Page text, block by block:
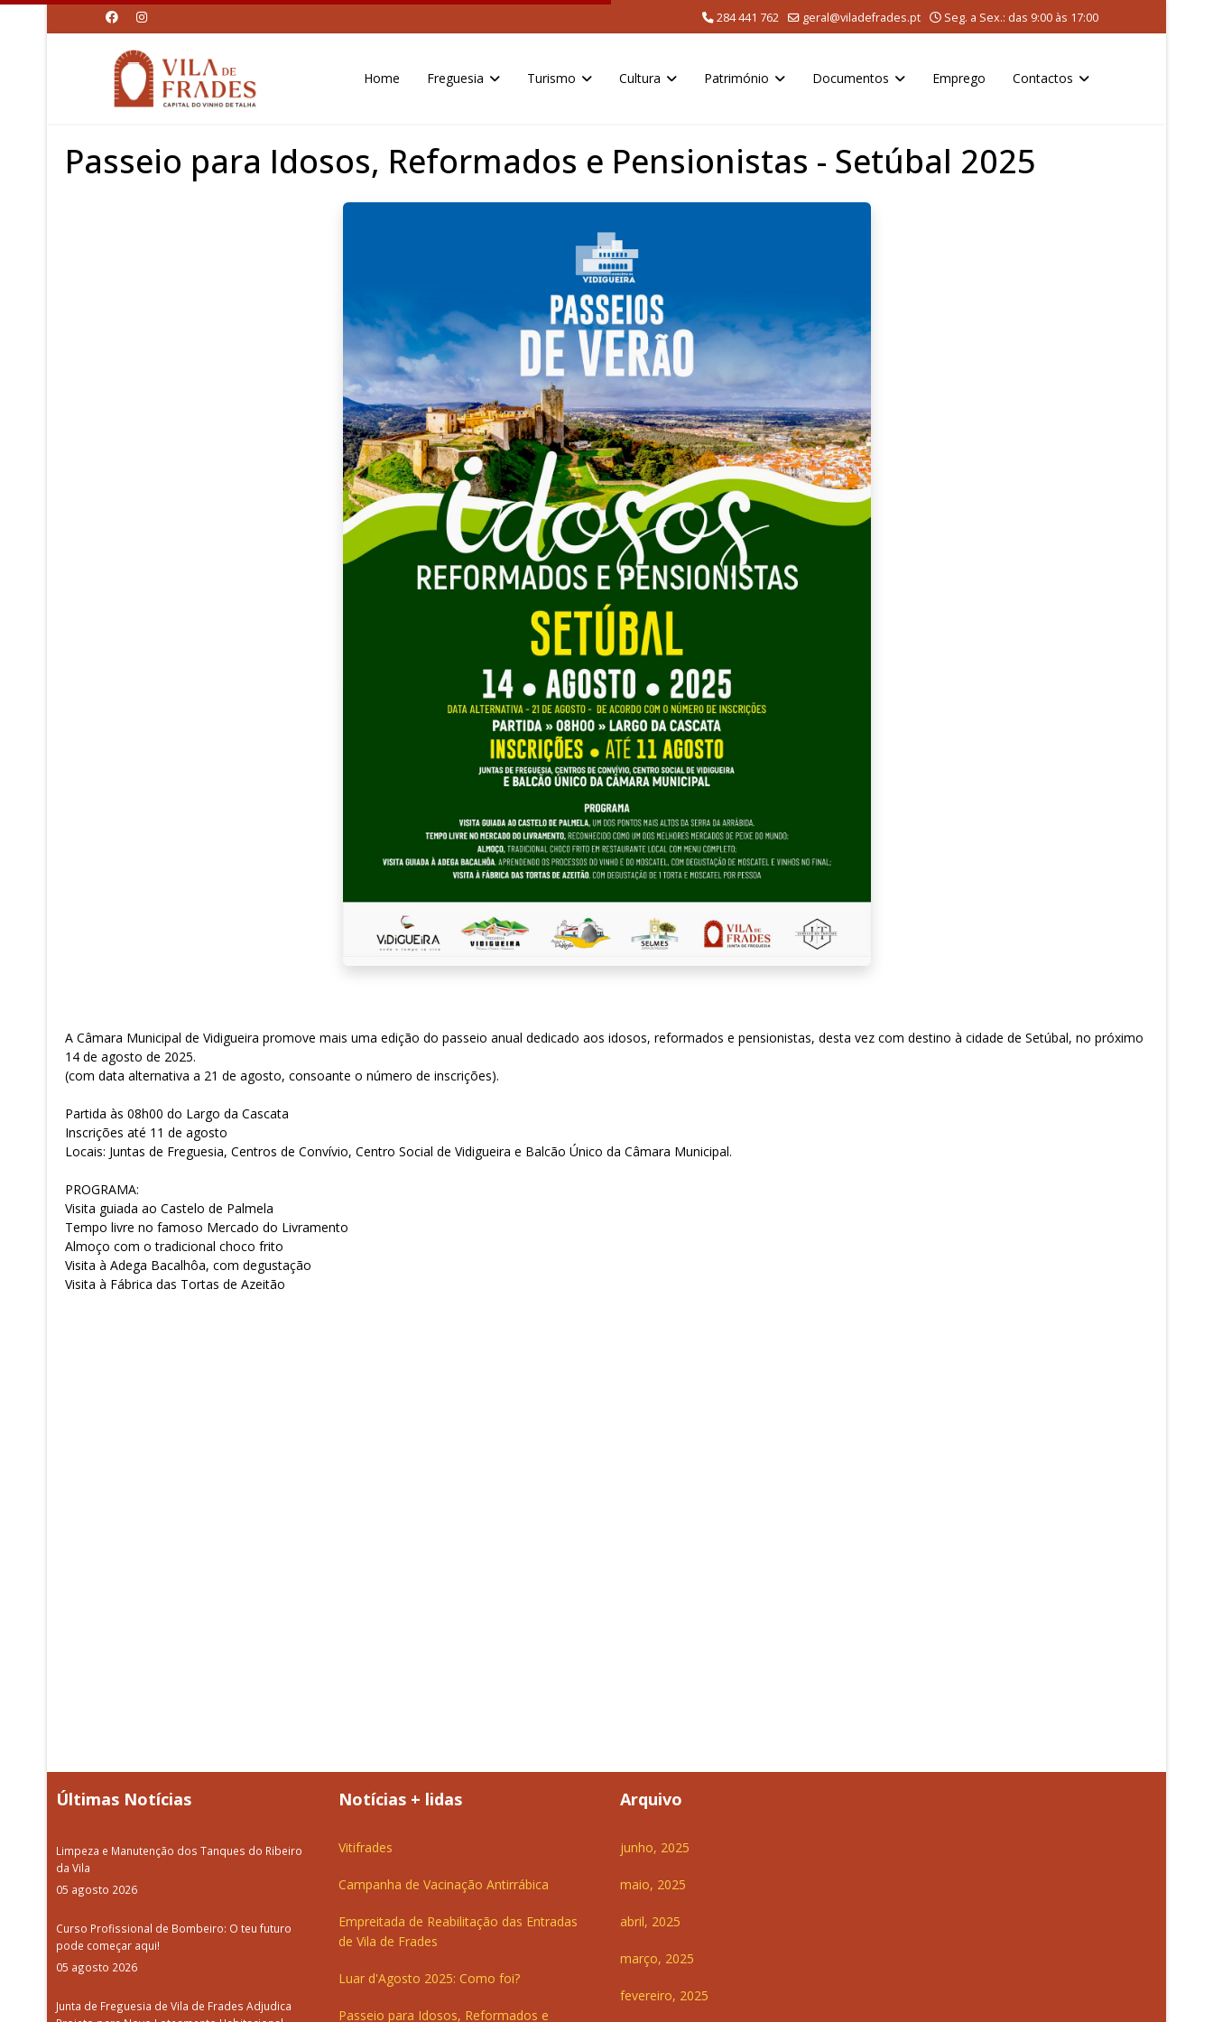
284 441 762 geral@viladefrades.pt Seg. a Sex.: das 9:00 às 17:00
Home Freguesia Turismo Cultura Património Documentos Emprego Contactos
Passeio para Idosos, Reformados e Pensionistas - Setúbal 2025
A Câmara Municipal de Vidigueira promove mais uma edição do passeio anual dedicado aos idosos, reformados e pensionistas, desta vez com destino à cidade de Setúbal, no próximo
14 de agosto de 2025.
(com data alternativa a 21 de agosto, consoante o número de inscrições).
Partida às 08h00 do Largo da Cascata
Inscrições até 11 de agosto
Locais: Juntas de Freguesia, Centros de Convívio, Centro Social de Vidigueira e Balcão Único da Câmara Municipal.
PROGRAMA:
Visita guiada ao Castelo de Palmela
Tempo livre no famoso Mercado do Livramento
Almoço com o tradicional choco frito
Visita à Adega Bacalhôa, com degustação
Visita à Fábrica das Tortas de Azeitão
Últimas Notícias
Limpeza e Manutenção dos Tanques do Ribeiro
da Vila
05 agosto 2026
Curso Profissional de Bombeiro: O teu futuro
pode começar aqui!
05 agosto 2026
Junta de Freguesia de Vila de Frades Adjudica
Notícias + lidas
Vitifrades
Campanha de Vacinação Antirrábica
Empreitada de Reabilitação das Entradas
de Vila de Frades
Luar d'Agosto 2025: Como foi?
Passeio para Idosos, Reformados e
Arquivo
junho, 2025
maio, 2025
abril, 2025
março, 2025
fevereiro, 2025